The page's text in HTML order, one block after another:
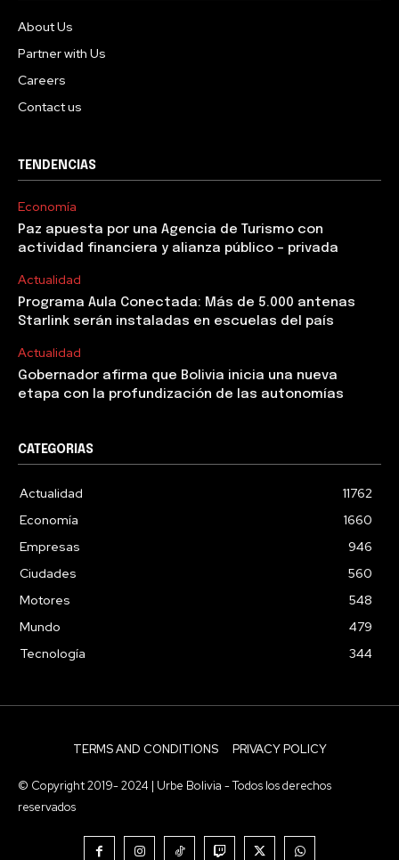
About Us
Partner with Us
Careers
Contact us
TENDENCIAS
Economía
Paz apuesta por una Agencia de Turismo con
actividad financiera y alianza público – privada
Actualidad
Programa Aula Conectada: Más de 5.000 antenas
Starlink serán instaladas en escuelas del país
Actualidad
Gobernador afirma que Bolivia inicia una nueva
etapa con la profundización de las autonomías
CATEGORIAS
Actualidad
11762
Economía
1660
Empresas
946
Ciudades
560
Motores
548
Mundo
479
Tecnología
344
TERMS AND CONDITIONS PRIVACY POLICY
© Copyright 2019- 2024 | Urbe Bolivia - Todos los derechos
reservados